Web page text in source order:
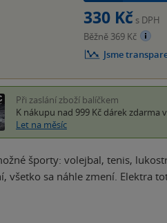
330 Kč s DPH
Běžně 369 Kč
Jsme
Při zaslání zboží balíčkem
K nákupu nad 999 Kč dárek zdarma
Let na měsíc
športy: volejbal, tenis,
sa náhle zmení. Elektra